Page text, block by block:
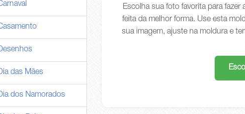
Escolha sua foto favorita para
feita da melhor forma. Use esta
sua imagem, ajuste na moldura e
das Mães
dos Namorados